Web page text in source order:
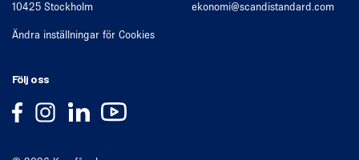
10425 Stockholm
Ändra inställningar för Cookies
ekonomi@scandistandard.com
Följ oss